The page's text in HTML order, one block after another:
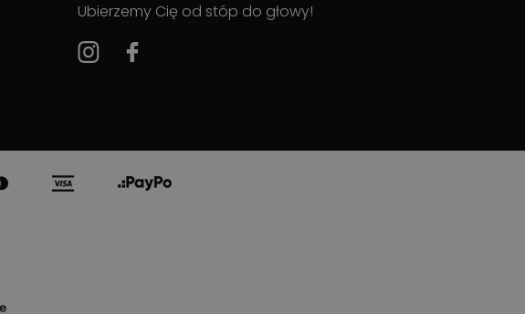
Ubierzemy Cię od stóp do głowy!